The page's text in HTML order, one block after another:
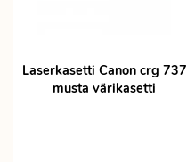
Laserkasetti Canon crg 737
musta värikasetti